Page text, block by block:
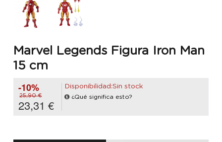
Marvel Legends Figura Iron Man
15 cm
-10%
25,90 €
23,31 €
Disponibilidad:Sin stock
¿Qué significa esto?